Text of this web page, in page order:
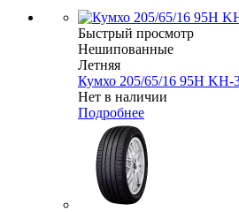
Быстрый просмотр
Нешипованные
Летняя
Кумхо 205/65/16 95H KH-
Нет в наличии
Подробнее